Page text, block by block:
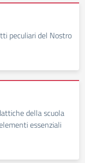
peculiari del Nostro
della scuola
essenziali